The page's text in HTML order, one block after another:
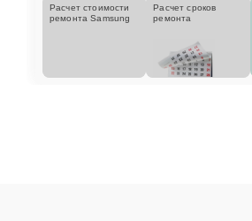
Расчет стоимости
ремонта Samsung
Расчет сроков
ремонта